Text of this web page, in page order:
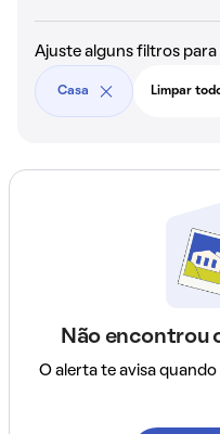
Ajuste alguns filtros
Casa Limpar
Não encontrou
O alerta te avisa